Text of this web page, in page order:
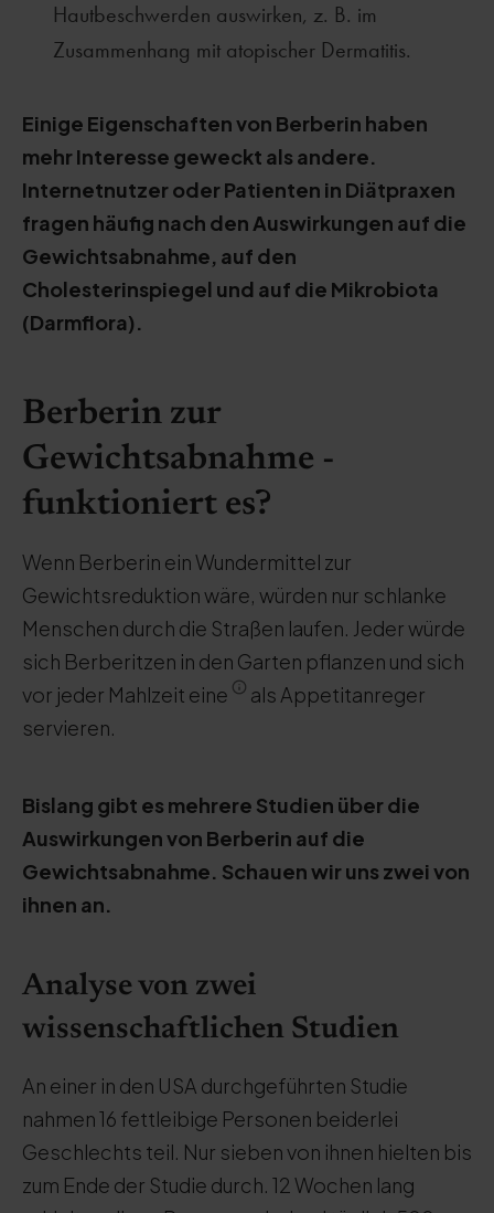
Hautbeschwerden auswirken, z. B. im
Zusammenhang mit atopischer Dermatitis.
Einige Eigenschaften von Berberin haben
mehr Interesse geweckt als andere.
Internetnutzer oder Patienten in Diätpraxen
fragen häufig nach den Auswirkungen auf die
Gewichtsabnahme, auf den
Cholesterinspiegel und auf die Mikrobiota
(Darmflora).
Berberin zur
Gewichtsabnahme -
funktioniert es?
Wenn Berberin ein Wundermittel zur
Gewichtsreduktion wäre, würden nur schlanke
Menschen durch die Straßen laufen. Jeder würde
sich Berberitzen in den Garten pflanzen und sich
vor jeder Mahlzeit eine
als Appetitanreger
servieren.
Bislang gibt es mehrere Studien über die
Auswirkungen von Berberin auf die
Gewichtsabnahme. Schauen wir uns zwei von
ihnen an.
Analyse von zwei
wissenschaftlichen Studien
An einer in den USA durchgeführten Studie
nahmen 16 fettleibige Personen beiderlei
Geschlechts teil. Nur sieben von ihnen hielten bis
zum Ende der Studie durch. 12 Wochen lang